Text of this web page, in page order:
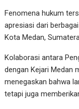
Fenomena hukum
apresiasi dari
Kota Medan,
Kolaborasi antara
dengan Kejari Medan
menegaskan bahwa
tetapi juga